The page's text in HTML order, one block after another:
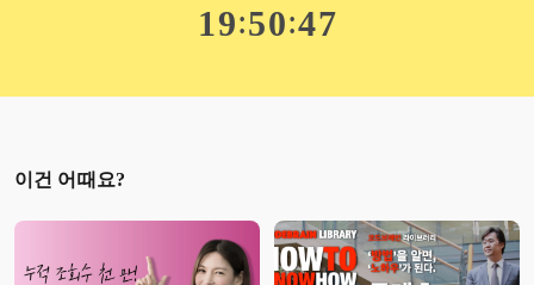
19:50:46
이건 어때요?